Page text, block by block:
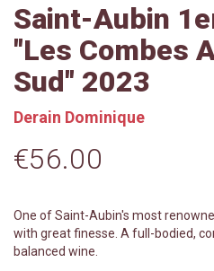
Saint-Aubin
"Les Combes
Sud" 2023
Derain Dominique
€56.00
One of Saint-Aubin's most
with great finesse. A full-bodied,
balanced wine.